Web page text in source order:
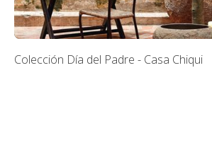
Colección Día del Padre - Casa Chiqui